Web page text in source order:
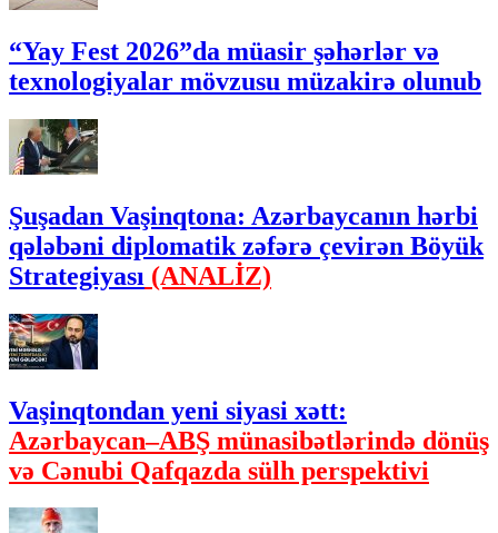
“Yay Fest 2026”da müasir şəhərlər və
texnologiyalar mövzusu müzakirə olunub
Şuşadan Vaşinqtona: Azərbaycanın hərbi
qələbəni diplomatik zəfərə çevirən Böyük
Strategiyası (ANALİZ)
Vaşinqtondan yeni siyasi xətt:
Azərbaycan–ABŞ münasibətlərində dönüş
və Cənubi Qafqazda sülh perspektivi